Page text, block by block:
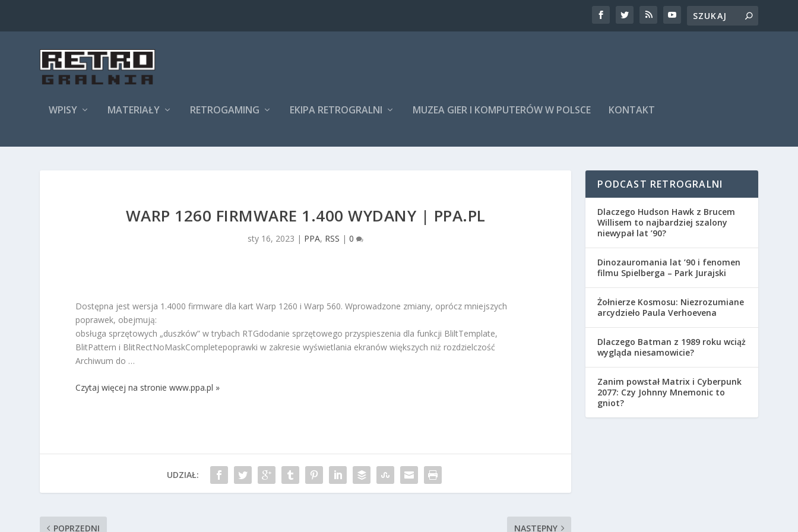
WPISY MATERIAŁY RETROGAMING EKIPA RETROGRALNI MUZEA GIER I KOMPUTERÓW W POLSCE KONTAKT
WARP 1260 FIRMWARE 1.400 WYDANY | PPA.PL
sty 16, 2023 | PPA, RSS |0
Dostępna jest wersja 1.4000 firmware dla kart Warp 1260 i Warp 560. Wprowadzone zmiany, oprócz mniejszych
poprawek, obejmują:
obsługa sprzętowych „duszków” w trybach RTGdodanie sprzętowego przyspieszenia dla funkcji BliltTemplate,
BlitPattern i BlitRectNoMaskCompletepoprawki w zakresie wyświetlania ekranów większych niż rozdzielczość
Archiwum do …
Czytaj więcej na stronie www.ppa.pl »
UDZIAŁ:
POPRZEDNI NASTĘPNY
PODCAST RETROGRALNI
Dlaczego Hudson Hawk z Brucem
Willisem to najbardziej szalony
niewypał lat ’90?
Dinozauromania lat ’90 i fenomen
filmu Spielberga – Park Jurajski
Żołnierze Kosmosu: Niezrozumiane
arcydzieło Paula Verhoevena
Dlaczego Batman z 1989 roku wciąż
wygląda niesamowicie?
Zanim powstał Matrix i Cyberpunk
2077: Czy Johnny Mnemonic to
gniot?